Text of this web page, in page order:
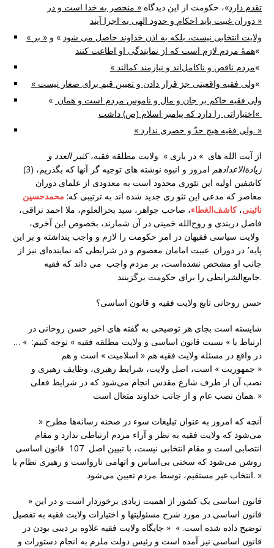
تقدم دارد»، حکومت از این دیدگاه « منحصر به خدا است و در
دوران غیبت باید احکام و حدود الهى به اجرا آیند »
« ولایت انتخابی نیست، بلکه به اذن خداوند حاصل می شود » و « بر
همۀ مردم لازم است كه از نمایندگی او اطاعت كنند«
« مردم ناقص‌ و ناکامل‌اند و نیازمند کمالند«
« ولی فقیه واقعیتی جز قرار دادن و تعیین قیم برای صغار نیست«
«
ولی فقیه حاکم بر جان و مال و ناموس مردم است و همان
اختیاراتی را دارد که پیامبر اسلام (ص) داشت«
« ولی فقیه هیچ حدّ و حصری ندارد. »
از آیت الله های » در باری » ولایت مطلقه فقیه،کثیر العدد و
زيادةالاعدادهم
امروز و انبوه نوشته های توجیه گر آنها که بگذریم، (3)
کاشفین اولیه این تئوری محدود است به معدودی از علمای دوران
معاصر که مدعی این تئو ری جدید شده اند به ترتیبی که: محمدحسین
نائینی،کاشف‌الغطاء، صاحب جواهر، سید بحرالعلوم، ملا احمد نراقى،
فاضل دربندى و روح‌الله خمینی در آن شمارند، بخصوص این آخری،
ولایت سیاسی فقیهان در امر حکومت را لازم و واجب پنداشته و بر این
پایه٬ در دوران غیبت امامان معصوم و در شرایطی که نماینده‌ای نیز از
جانب او مشخص نشده‌است، بر مردم واجب می داند که فقیه
جامع‌الشرایطی را برای حکومت برگزینند.
حسن روحانی تابع ولایت فقیه و قانون اساسی؟
شایسته است بجای هر توضیحی به گفته های اخیر حسن روحانی در
ارتباط با » نسبت قانون اساسی و ولایت مطلقه فقیه » توجه کنیم: » …
در واقع در مسئله ولایت فقیه هم « اسلامیت » است و هم
« جمهوریت » است، اصل ولایت، شرایط رهبری، وظایف رهبری و
نصب آن از طرف شارع مقدس انجام می‌شود که در شرایط فعلی
همان نصب عام و از جانب خداوند متعال است. »
» آنچه که امروز به عنوان تبلیغات سوء در صحنه رسانه‌ها مطرح
می‌شود که ولایت فقیه به نظر و آراء مردم ارتباطی ندارد و مقام
انتصابی است و مقام انتخابی نیست، با تبیین اصل 107 قانون اساسی
روشن می‌شود که سخنی بی‌اساس و اتهامی نارواست و رهبری نظام با
انتخاب غیر مستقیم، توسط مردم تعیین می‌شود. »
» قانون اساسی یک کشور از اهمیت زیادی برخوردار است و در این
قانون اساسی در مورد شرح مسئولیتها و اختیارات ولایت فقیه به تفصیل
توضیح داده شده است. » « جایگاه ولایت فقیه علاوه بر دینی بودن در
قانون اساسی نیز آمده است و رئیس دولت ملزم به انجام دستورات و